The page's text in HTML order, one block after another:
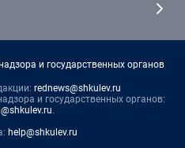
и государственных органов
rednews@shkulev.ru
и государственных органов:
.
help@shkulev.ru